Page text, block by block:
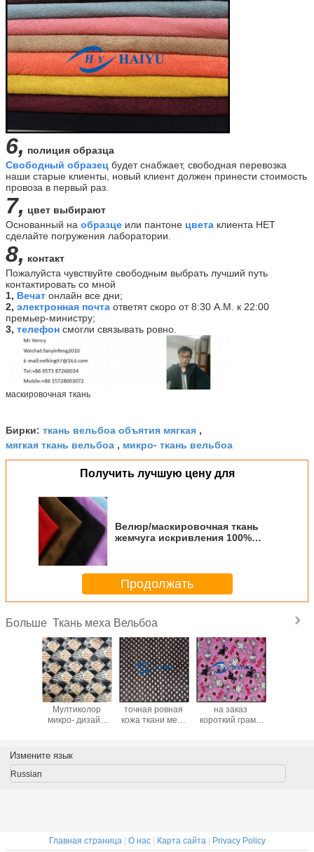
6, полиция образца
Свободный образец будет снабжает, свободная перевозка
наши старые клиенты, новый клиент должен принести стоимость
провоза в первый раз.
7, цвет выбирают
Основанный на образце или пантоне цвета клиента НЕТ
сделайте погружения лаборатории.
8, контакт
Пожалуйста чувствуйте свободным выбрать лучший путь
контактировать со мной
1, Вечат онлайн все дни;
2, электронная почта ответят скоро от 8:30 А.М. к 22:00
премьер-министру;
3, телефон смогли связывать ровно.
маскировочная ткань
Бирки: ткань вельбоа объятия мягкая ,
мягкая ткань вельбоа , микро- ткань вельбоа
Получить лучшую цену для
Велюр/маскировочная ткань
жемчуга искривления 100%
Продолжать
Больше Ткань меха Вельбоа
ткани
меха
Удобный
Мултиколор
микро- дизайн
Вельбоа
Напечатанная
точная ровная
кожа ткани меха
Изготовленный
на заказ
короткий грамм
домашней ткани
Измените язык
Russian
Главная страница| О нас| Карта сайта| Privacy Policy